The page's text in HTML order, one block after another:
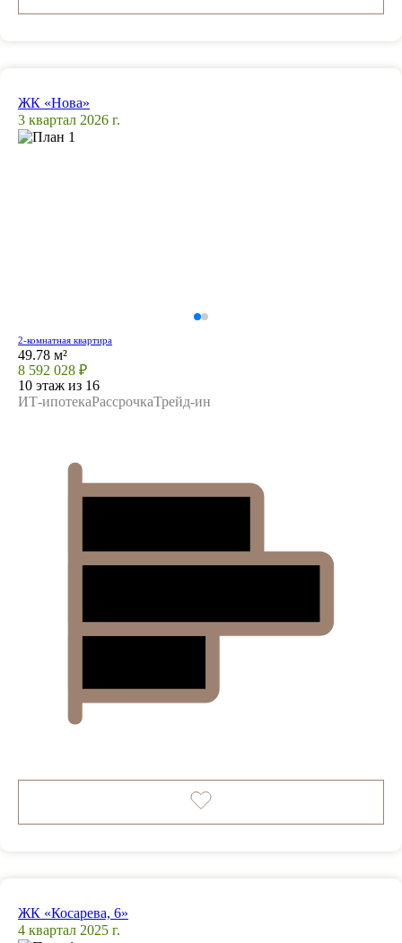
ЖК «Нова»
3 квартал 2026 г.
2-комнатная квартира
49.78 м²
8 592 028 ₽
10 этаж из 16
ИТ-ипотекаРассрочкаТрейд-ин
ЖК «Косарева, 6»
4 квартал 2025 г.